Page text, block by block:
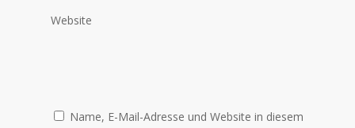
Website
Name, E-Mail-Adresse und Website in diesem